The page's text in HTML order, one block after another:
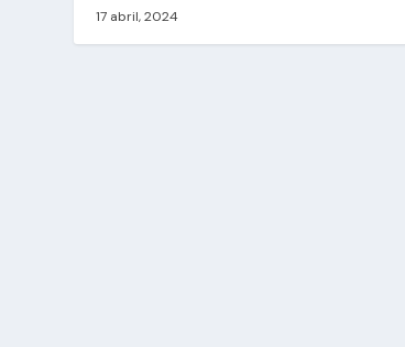
17 abril, 2024